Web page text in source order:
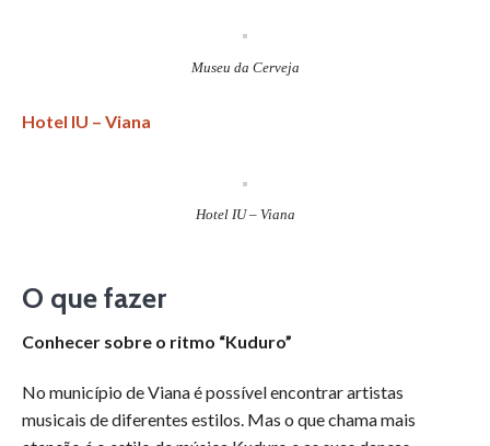
Museu da Cerveja
Hotel IU – Viana
Hotel IU – Viana
O que fazer
Conhecer sobre o ritmo “Kuduro”
No município de Viana é possível encontrar artistas
musicais de diferentes estilos. Mas o que chama mais